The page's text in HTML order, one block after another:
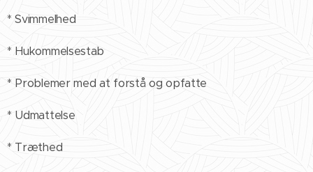
* Svimmelhed
* Hukommelsestab
* Problemer med at forstå og opfatte
* Udmattelse
* Træthed